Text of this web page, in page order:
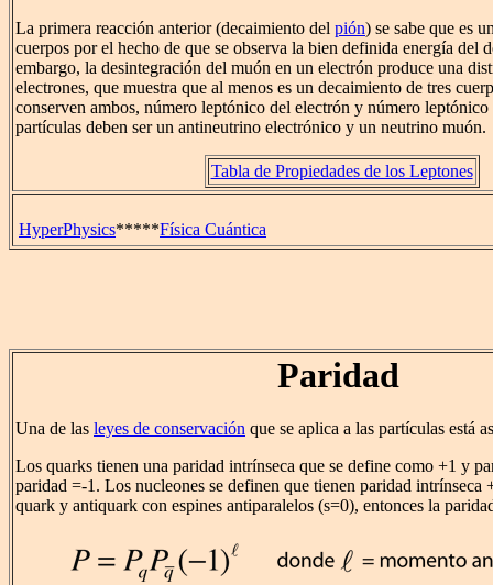
La primera reacción anterior (decaimiento del pión) se sabe que es
cuerpos por el hecho de que se observa la bien definida energía del
embargo, la desintegración del muón en un electrón produce una
electrones, que muestra que al menos es un decaimiento de tres
conserven ambos, número leptónico del electrón y número
partículas deben ser un antineutrino electrónico y un neutrino muón.
Tabla de Propiedades de los Leptones
HyperPhysics*****Física Cuántica
Paridad
Una de las leyes de conservación que se aplica a las partículas está
Los quarks tienen una paridad intrínseca que se define como +1 y
paridad =-1. Los nucleones se definen que tienen paridad intrínseca
quark y antiquark con espines antiparalelos (s=0), entonces la